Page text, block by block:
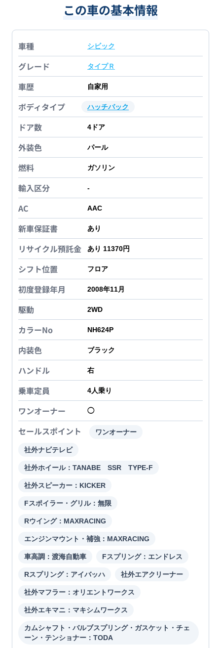
この車の基本情報
車種 シビック
グレード タイプＲ
車歴 自家用
ボディタイプ ハッチバック
ドア数 4 ドア
外装色 パール
燃料 ガソリン
輸入区分 -
AC AAC
新車保証書 あり
リサイクル預託金 あり 11370円
シフト位置 フロア
初度登録年月 2008年11月
駆動 2WD
カラーNo NH624P
内装色 ブラック
ハンドル 右
乗車定員 4人乗り
ワンオーナー ◯
セールスポイント ワンオーナー
社外ナビテレビ
社外ホイール：TANABE SSR TYPE-F
社外スピーカー：KICKER
Fスポイラー・グリル：無限
Rウイング：MAXRACING
エンジンマウント・補強：MAXRACING
車高調：渡海自動車 Fスプリング：エンドレス
Rスプリング：アイバッハ 社外エアクリーナー
社外マフラー：オリエントワークス
社外エキマニ：マキシムワークス
カムシャフト・バルブスプリング・ガスケット・チェ
ーン・テンショナー：TODA